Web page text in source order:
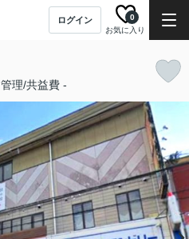
ログイン
お気に入り
0
管理/共益費 -